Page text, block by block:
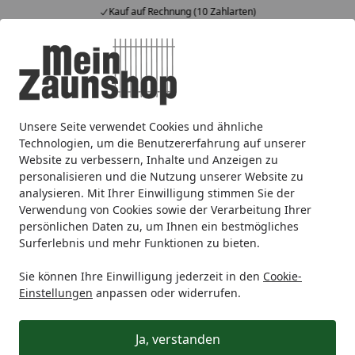
Unsere Seite verwendet Cookies und ähnliche
Technologien, um die Benutzererfahrung auf unserer
Website zu verbessern, Inhalte und Anzeigen zu
personalisieren und die Nutzung unserer Website zu
analysieren. Mit Ihrer Einwilligung stimmen Sie der
Verwendung von Cookies sowie der Verarbeitung Ihrer
persönlichen Daten zu, um Ihnen ein bestmögliches
Surferlebnis und mehr Funktionen zu bieten.
Sie können Ihre Einwilligung jederzeit in den Cookie-
Einstellungen anpassen oder widerrufen.
Ja, verstanden
Kauf auf Rechnung (10 Zahlarten)
Alle Produkte
Mein Konto
Suchen
Startseite
Sichtschutz Holz T&J T&J FÜNEN
T&J FÜNEN
Ihre Artikelübersicht
Kategorien
Filter / Sortierung